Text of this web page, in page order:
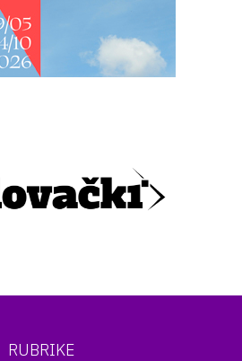
RUBRIKE